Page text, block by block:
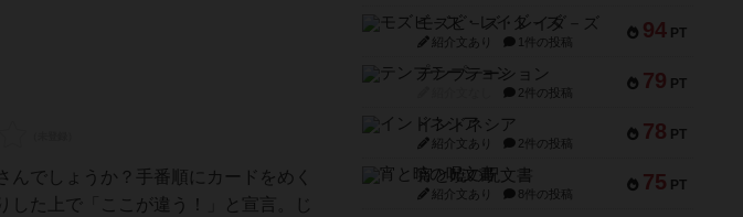
でしょうか？手番順にカードをめく
た上で「ここが違う！」と宣言。じ
94 PT
モズビ－ズ・レイダ－ズ
紹介文あり 1件の投稿
79 PT
テンプテーション
2件の投稿
78 PT
インドネシア
紹介文あり 2件の投稿
75 PT
宵と暁の呪文書
紹介文あり 8件の投稿